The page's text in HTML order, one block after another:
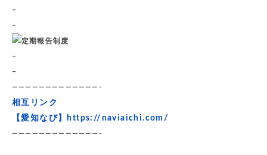
–
–
–
–
—————————————-
相互リンク
【愛知なび】
https://naviaichi.com/
—————————————-